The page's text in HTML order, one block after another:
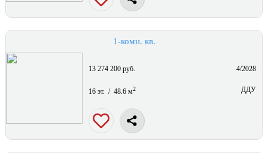
1-комн. кв.
13 274 200 руб. 4/2028
16 эт. / 48.6 м2 ДДУ